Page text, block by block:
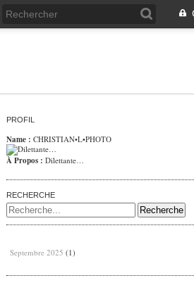
PROFIL
Name : CHRISTIAN•L•PHOTO
À Propos : Dilettante…
RECHERCHE
Septembre 2025 (1)